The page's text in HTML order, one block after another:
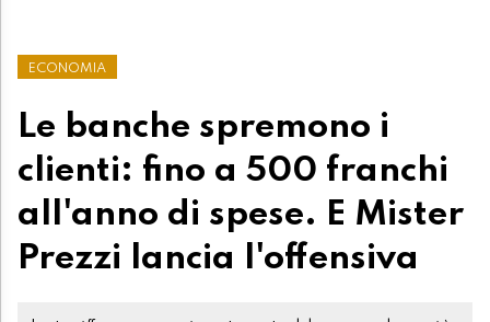
ECONOMIA
Le banche spremono i
clienti: fino a 500 franchi
all'anno di spese. E Mister
Prezzi lancia l'offensiva